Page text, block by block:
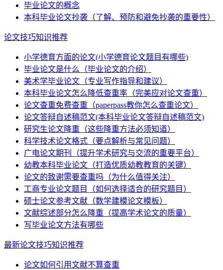
毕业论文的概念
本科毕业论文抄袭（了解、预防和避免抄袭的重要性）
论文技巧知识推荐
小学德育方面的论文(小学德育论文题目有哪些)
毕业论文是什么（毕业论文的介绍）
美术学毕业论文（专业写作指导和建议）
本科毕业论文怎么降低查重率（完美应对论文查重）
论文查重免费查重（paperpass教你怎么查重论文）
论文答辩自述稿范文(本科毕业论文答辩自述稿范文)
研究生论文降重（这些降重方法必须知道）
科学技术论文格式（要点解析与常见问题）
广电论文期刊（提升学术研究与交流的重要平台）
幼教本科毕业论文（打造优质幼教教育的关键）
论文的致谢需要查重吗（为什么值得关注）
工商专业论文题目（如何选择适合的研究题目）
硕士论文参考文献（数学建模论文模板）
文献综述部分怎么降重（提高学术论文的质量）
写毕业论文方法有哪些
最新论文技巧知识推荐
论文如何引用文献不算查重